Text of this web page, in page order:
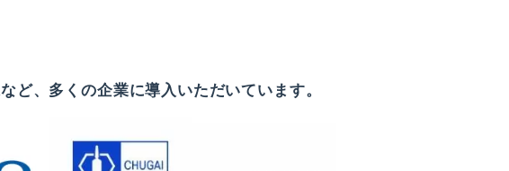
、多くの企業に導入いただいています。